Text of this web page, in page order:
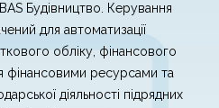
Будівництво. Керування
для автоматизації
обліку, фінансового
фінансовими ресурсами та
діяльності підрядних